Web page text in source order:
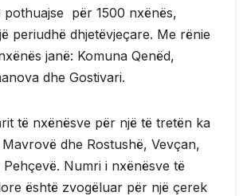
pothuajse për 1500 nxënës,
periudhë dhjetëvjeçare. Me rënie
janë: Komuna Qenëd,
dhe Gostivari.
të nxënësve për një të tretën ka
dhe Rostushë, Vevçan,
Numri i nxënësve të
është zvogëluar për një çerek